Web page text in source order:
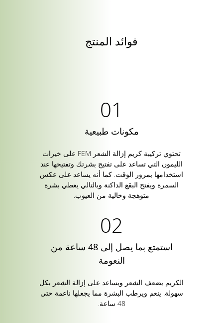
فوائد المنتج
مكونات طبيعية
تحتوي تركيبة كريم إزالة الشعر FEM على خيرات
الليمون التي تساعد على تفتيح بشرتك وتفتيحها عند
استخدامها بمرور الوقت. كما أنه يساعد على عكس
السمرة ويفتح البقع الداكنة وبالتالي يعطي بشرة
متوهجة وخالية من العيوب.
استمتع بما يصل إلى 48 ساعة من
النعومة
الكريم يضعف الشعر ويساعد على إزالة الشعر بكل
سهولة. ينعم ويرطب البشرة مما يجعلها ناعمة حتى
48 ساعة.